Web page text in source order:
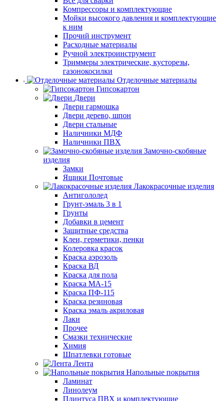
Компрессоры и комплектующие
Мойки высокого давления и комплектующие
к ним
Прочий инструмент
Расходные материалы
Ручной электроинструмент
Триммеры электрические, кусторезы,
газонокосилки
Отделочные материалы
Гипсокартон
Двери
Двери гармошка
Двери дерево, шпон
Двери стальные
Наличники МДФ
Наличники ПВХ
Замочно-скобяные
изделия
Замки
Ящики Почтовые
Лакокрасочные изделия
Антигололед
Грунт-эмаль 3 в 1
Грунты
Добавки в цемент
Защитные средства
Клеи, герметики, пенки
Колеровка красок
Краска аэрозоль
Краска ВД
Краска для пола
Краска МА-15
Краска ПФ-115
Краска резиновая
Краска эмаль акриловая
Лаки
Прочее
Смазки технические
Химия
Шпатлевки готовые
Лента
Напольные покрытия
Ламинат
Линолеум
Плинтуса ПВХ и комплектующие